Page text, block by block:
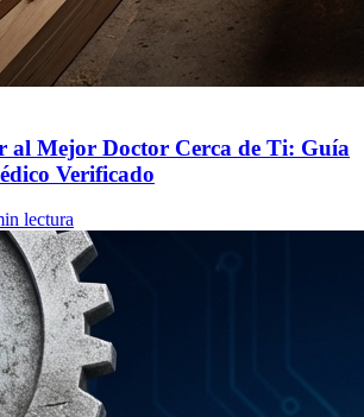
al Mejor Doctor Cerca de Ti: Guía
Verificado
lectura